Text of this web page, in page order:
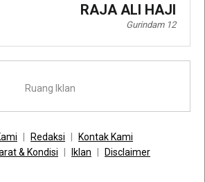
RAJA ALI HAJI
Gurindam 12
Ruang Iklan
Redaksi
Kontak Kami
& Kondisi Iklan
Disclaimer